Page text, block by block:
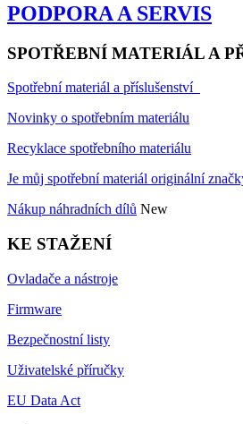
PODPORA A SERVIS
SPOTŘEBNÍ MATERIÁL A
Spotřební materiál a příslušenství
Novinky o spotřebním materiálu
Recyklace spotřebního materiálu
Je můj spotřební materiál originální
Nákup náhradních dílů New
KE STAŽENÍ
Ovladače a nástroje
Firmware
Bezpečnostní listy
Uživatelské příručky
EU Data Act